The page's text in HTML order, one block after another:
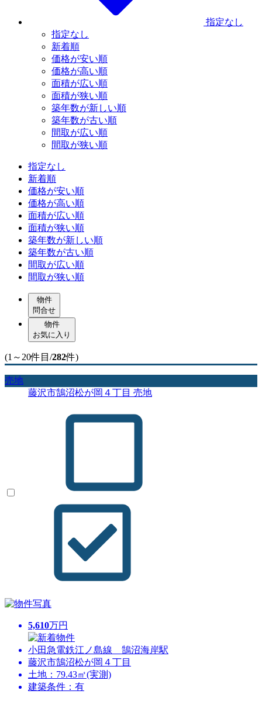
指定なし
指定なし
新着順
価格が安い順
価格が高い順
面積が広い順
面積が狭い順
築年数が新しい順
築年数が古い順
間取が広い順
間取が狭い順
指定なし
新着順
価格が安い順
価格が高い順
面積が広い順
面積が狭い順
築年数が新しい順
築年数が古い順
間取が広い順
間取が狭い順
物件
問合せ
物件
お気に入り
(1～20件目/282件)
売地
藤沢市鵠沼松が岡４丁目 売地
5,610万円
小田急電鉄江ノ島線 鵠沼海岸駅
藤沢市鵠沼松が岡４丁目
土地：79.43㎡(実測)
建築条件：有